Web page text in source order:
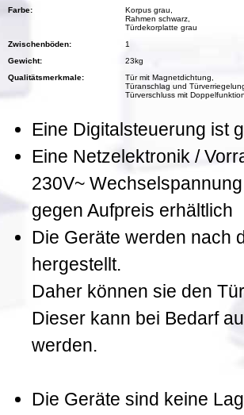
Farbe:
Korpus grau,
Rahmen schwarz,
Türdekorplatte grau
Zwischenböden:
1
Gewicht:
23kg
Qualitätsmerkmale:
Tür mit Magnetdichtung,
Türanschlag und
Türverschluss mit
Eine Digitalsteuerung ist
Eine Netzelektronik /
230V~
gegen Aufpreis erhältlich
Die Geräte werden nach
hergestellt.
Daher können sie den
Dieser kann bei Bedarf
werden.
Die Geräte sind keine